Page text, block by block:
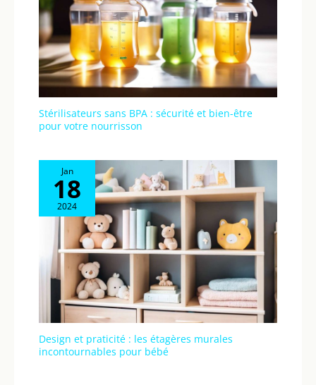
Stérilisateurs sans BPA : sécurité et bien-être
pour votre nourrisson
Jan
18
2024
Design et praticité : les étagères murales
incontournables pour bébé